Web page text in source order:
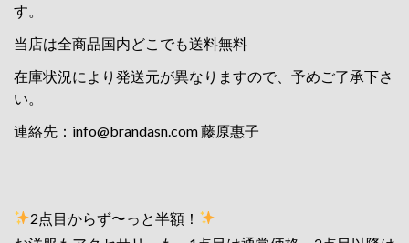
す。
当店は全商品国内どこでも送料無料
在庫状況により発送元が異なりますので、予めご了承下さ
い。
連絡先： info@brandasn.com藤原惠子
2点目からず〜っと半額！